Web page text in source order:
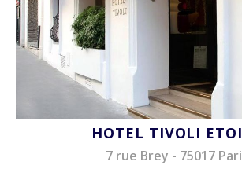
HOTEL TIVOLI
7 rue Brey - 75017